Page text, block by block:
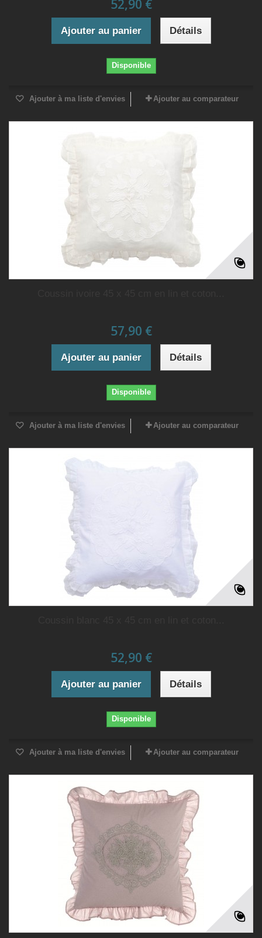
52,90 €
Ajouter au panier Détails
Disponible
Ajouter à ma liste d'envies Ajouter au comparateur
57,90 €
Ajouter au panier Détails
Disponible
Ajouter à ma liste d'envies Ajouter au comparateur
52,90 €
Ajouter au panier Détails
Disponible
Ajouter à ma liste d'envies Ajouter au comparateur